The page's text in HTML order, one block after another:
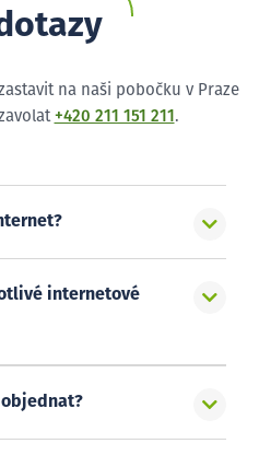
na naši pobočku v Praze
+420 211 151 211 .
internetové
objednat?